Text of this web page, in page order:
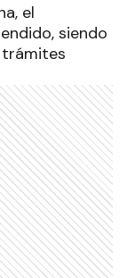
el
siendo